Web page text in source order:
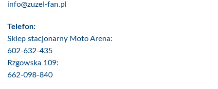
info@zuzel-fan.pl
Telefon:
Sklep stacjonarny Moto Arena:
602-632-435
Rzgowska 109:
662-098-840